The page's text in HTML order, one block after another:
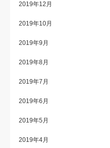
2019年12月
2019年10月
2019年9月
2019年8月
2019年7月
2019年6月
2019年5月
2019年4月